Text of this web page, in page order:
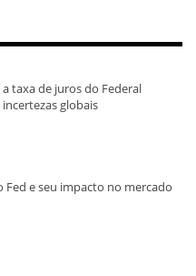
taxa de juros do Federal
globais
Fed e seu impacto no mercado